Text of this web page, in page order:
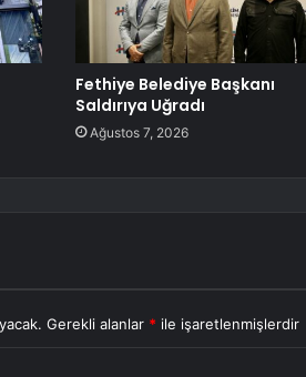
Fethiye Belediye Başkanı
Saldırıya Uğradı
Ağustos 7, 2026
Gerekli alanlar * ile işaretlenmişlerdir